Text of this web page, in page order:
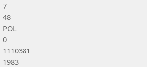
7
48
POL
0
1110381
1983